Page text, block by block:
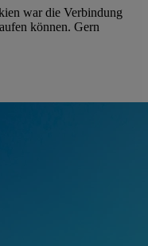
war die Verbindung
können. Gern